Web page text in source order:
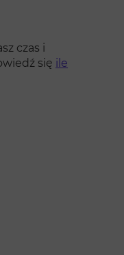
czas i
się ile